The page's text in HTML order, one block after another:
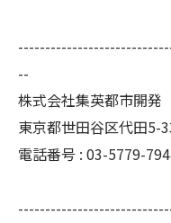
--
株式会社集英都市開発
東京都世田谷区代田5-
電話番号 : 03-5779-